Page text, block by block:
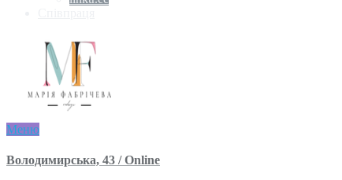
Меню
Володимирська, 43 / Online